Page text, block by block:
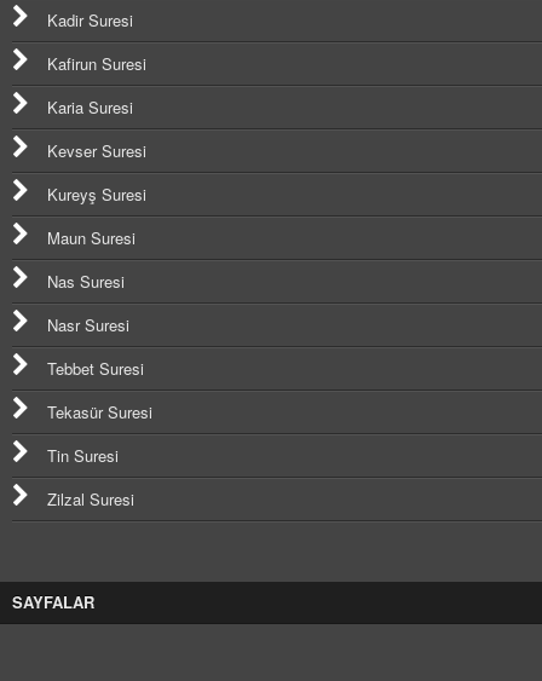
Kadir Suresi
Kafirun Suresi
Karia Suresi
Kevser Suresi
Kureyş Suresi
Maun Suresi
Nas Suresi
Nasr Suresi
Tebbet Suresi
Tekasür Suresi
Tin Suresi
Zilzal Suresi
SAYFALAR